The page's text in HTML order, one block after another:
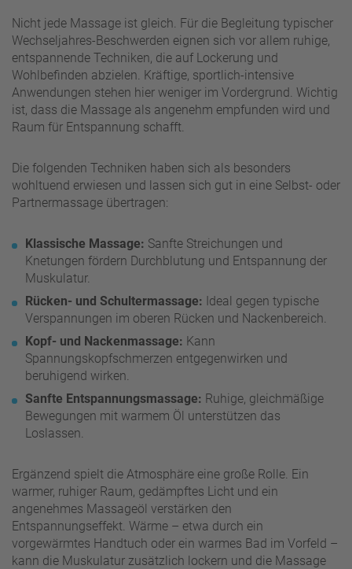
Nicht jede Massage ist gleich. Für die Begleitung typischer
Wechseljahres-Beschwerden eignen sich vor allem ruhige,
entspannende Techniken, die auf Lockerung und
Wohlbefinden abzielen. Kräftige, sportlich-intensive
Anwendungen stehen hier weniger im Vordergrund. Wichtig
ist, dass die Massage als angenehm empfunden wird und
Raum für Entspannung schafft.
Die folgenden Techniken haben sich als besonders
wohltuend erwiesen und lassen sich gut in eine Selbst- oder
Partnermassage übertragen:
Klassische Massage: Sanfte Streichungen und
Knetungen fördern Durchblutung und Entspannung der
Muskulatur.
Rücken- und Schultermassage: Ideal gegen typische
Verspannungen im oberen Rücken und Nackenbereich.
Kopf- und Nackenmassage: Kann
Spannungskopfschmerzen entgegenwirken und
beruhigend wirken.
Sanfte Entspannungsmassage: Ruhige, gleichmäßige
Bewegungen mit warmem Öl unterstützen das
Loslassen.
Ergänzend spielt die Atmosphäre eine große Rolle. Ein
warmer, ruhiger Raum, gedämpftes Licht und ein
angenehmes Massageöl verstärken den
Entspannungseffekt. Wärme – etwa durch ein
vorgewärmtes Handtuch oder ein warmes Bad im Vorfeld –
kann die Muskulatur zusätzlich lockern und die Massage